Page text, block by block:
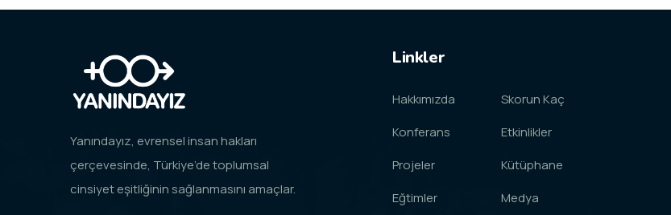
Yanındayız, evrensel insan hakları
çerçevesinde, Türkiye’de toplumsal
cinsiyet eşitliğinin sağlanmasını amaçlar.
Linkler
Hakkımızda
Konferans
Projeler
Eğtimler
Skorun Kaç
Etkinlikler
Kütüphane
Medya